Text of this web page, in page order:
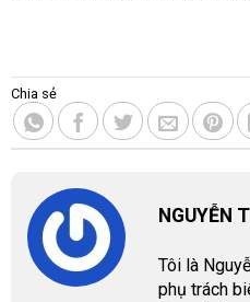
Chia sẻ
NGUYỄN
Tôi là
phụ trách